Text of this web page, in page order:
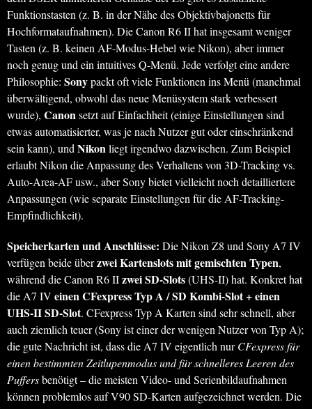
Funktionstasten (z. B. in der Nähe des Objektivbajonetts für
Hochformataufnahmen). Die Canon R6 II hat insgesamt weniger
Tasten (z. B. keinen AF-Modus-Hebel wie Nikon), aber immer
noch genug und ein intuitives Q-Menü. Jede verfolgt eine andere
Philosophie: Sonypackt oft viele Funktionen ins Menü (manchmal
überwältigend, obwohl das neue Menüsystem stark verbessert
wurde), Canonsetzt auf Einfachheit (einige Einstellungen sind
etwas automatisierter, was je nach Nutzer gut oder einschränkend
sein kann), undNikonliegt irgendwo dazwischen. Zum Beispiel
erlaubt Nikon die Anpassung des Verhaltens von 3D-Tracking vs.
Auto-Area-AF usw., aber Sony bietet vielleicht noch detailliertere
Anpassungen (wie separate Einstellungen für die AF-Tracking-
Empfindlichkeit).
Speicherkarten und Anschlüsse: Die Nikon Z8 und Sony A7 IV
verfügen beide überzwei Kartenslots mit gemischten Typen,
während die Canon R6 IIzwei SD-Slots(UHS-II) hat. Konkret hat
die A7 IV einen CFexpress Typ A / SD Kombi-Slot + einen
UHS-II SD-Slot. CFexpress Typ A Karten sind sehr schnell, aber
auch ziemlich teuer (Sony ist einer der wenigen Nutzer von Typ A);
die gute Nachricht ist, dass die A7 IV eigentlich nurCFexpress für
einen bestimmten Zeitlupenmodus und für schnelleres Leeren des
Puffersbenötigt – die meisten Video- und Serienbildaufnahmen
können problemlos auf V90 SD-Karten aufgezeichnet werden. Die